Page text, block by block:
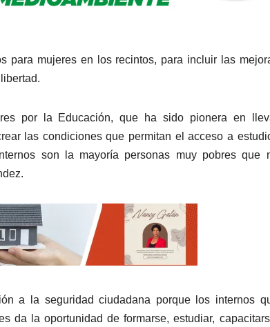
para mujeres en los recintos, para incluir las
por la Educación, que ha sido pionera en
las condiciones que permitan el acceso a
son la mayoría personas muy pobres que
a la seguridad ciudadana porque los internos
da la oportunidad de formarse, estudiar,